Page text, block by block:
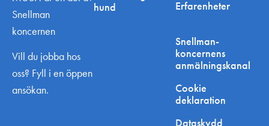
Snellman
koncernen
Vill du jobba hos
oss? Fyll i en öppen
ansökan.
hund
Erfarenheter
Snellman-
koncernens
anmälningskanal
Cookie
deklaration
Dataskydd